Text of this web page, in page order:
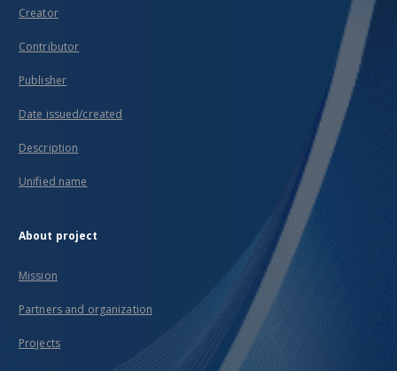
Creator
Contributor
Publisher
Date issued/created
Description
Unified name
About project
Mission
Partners and organization
Projects